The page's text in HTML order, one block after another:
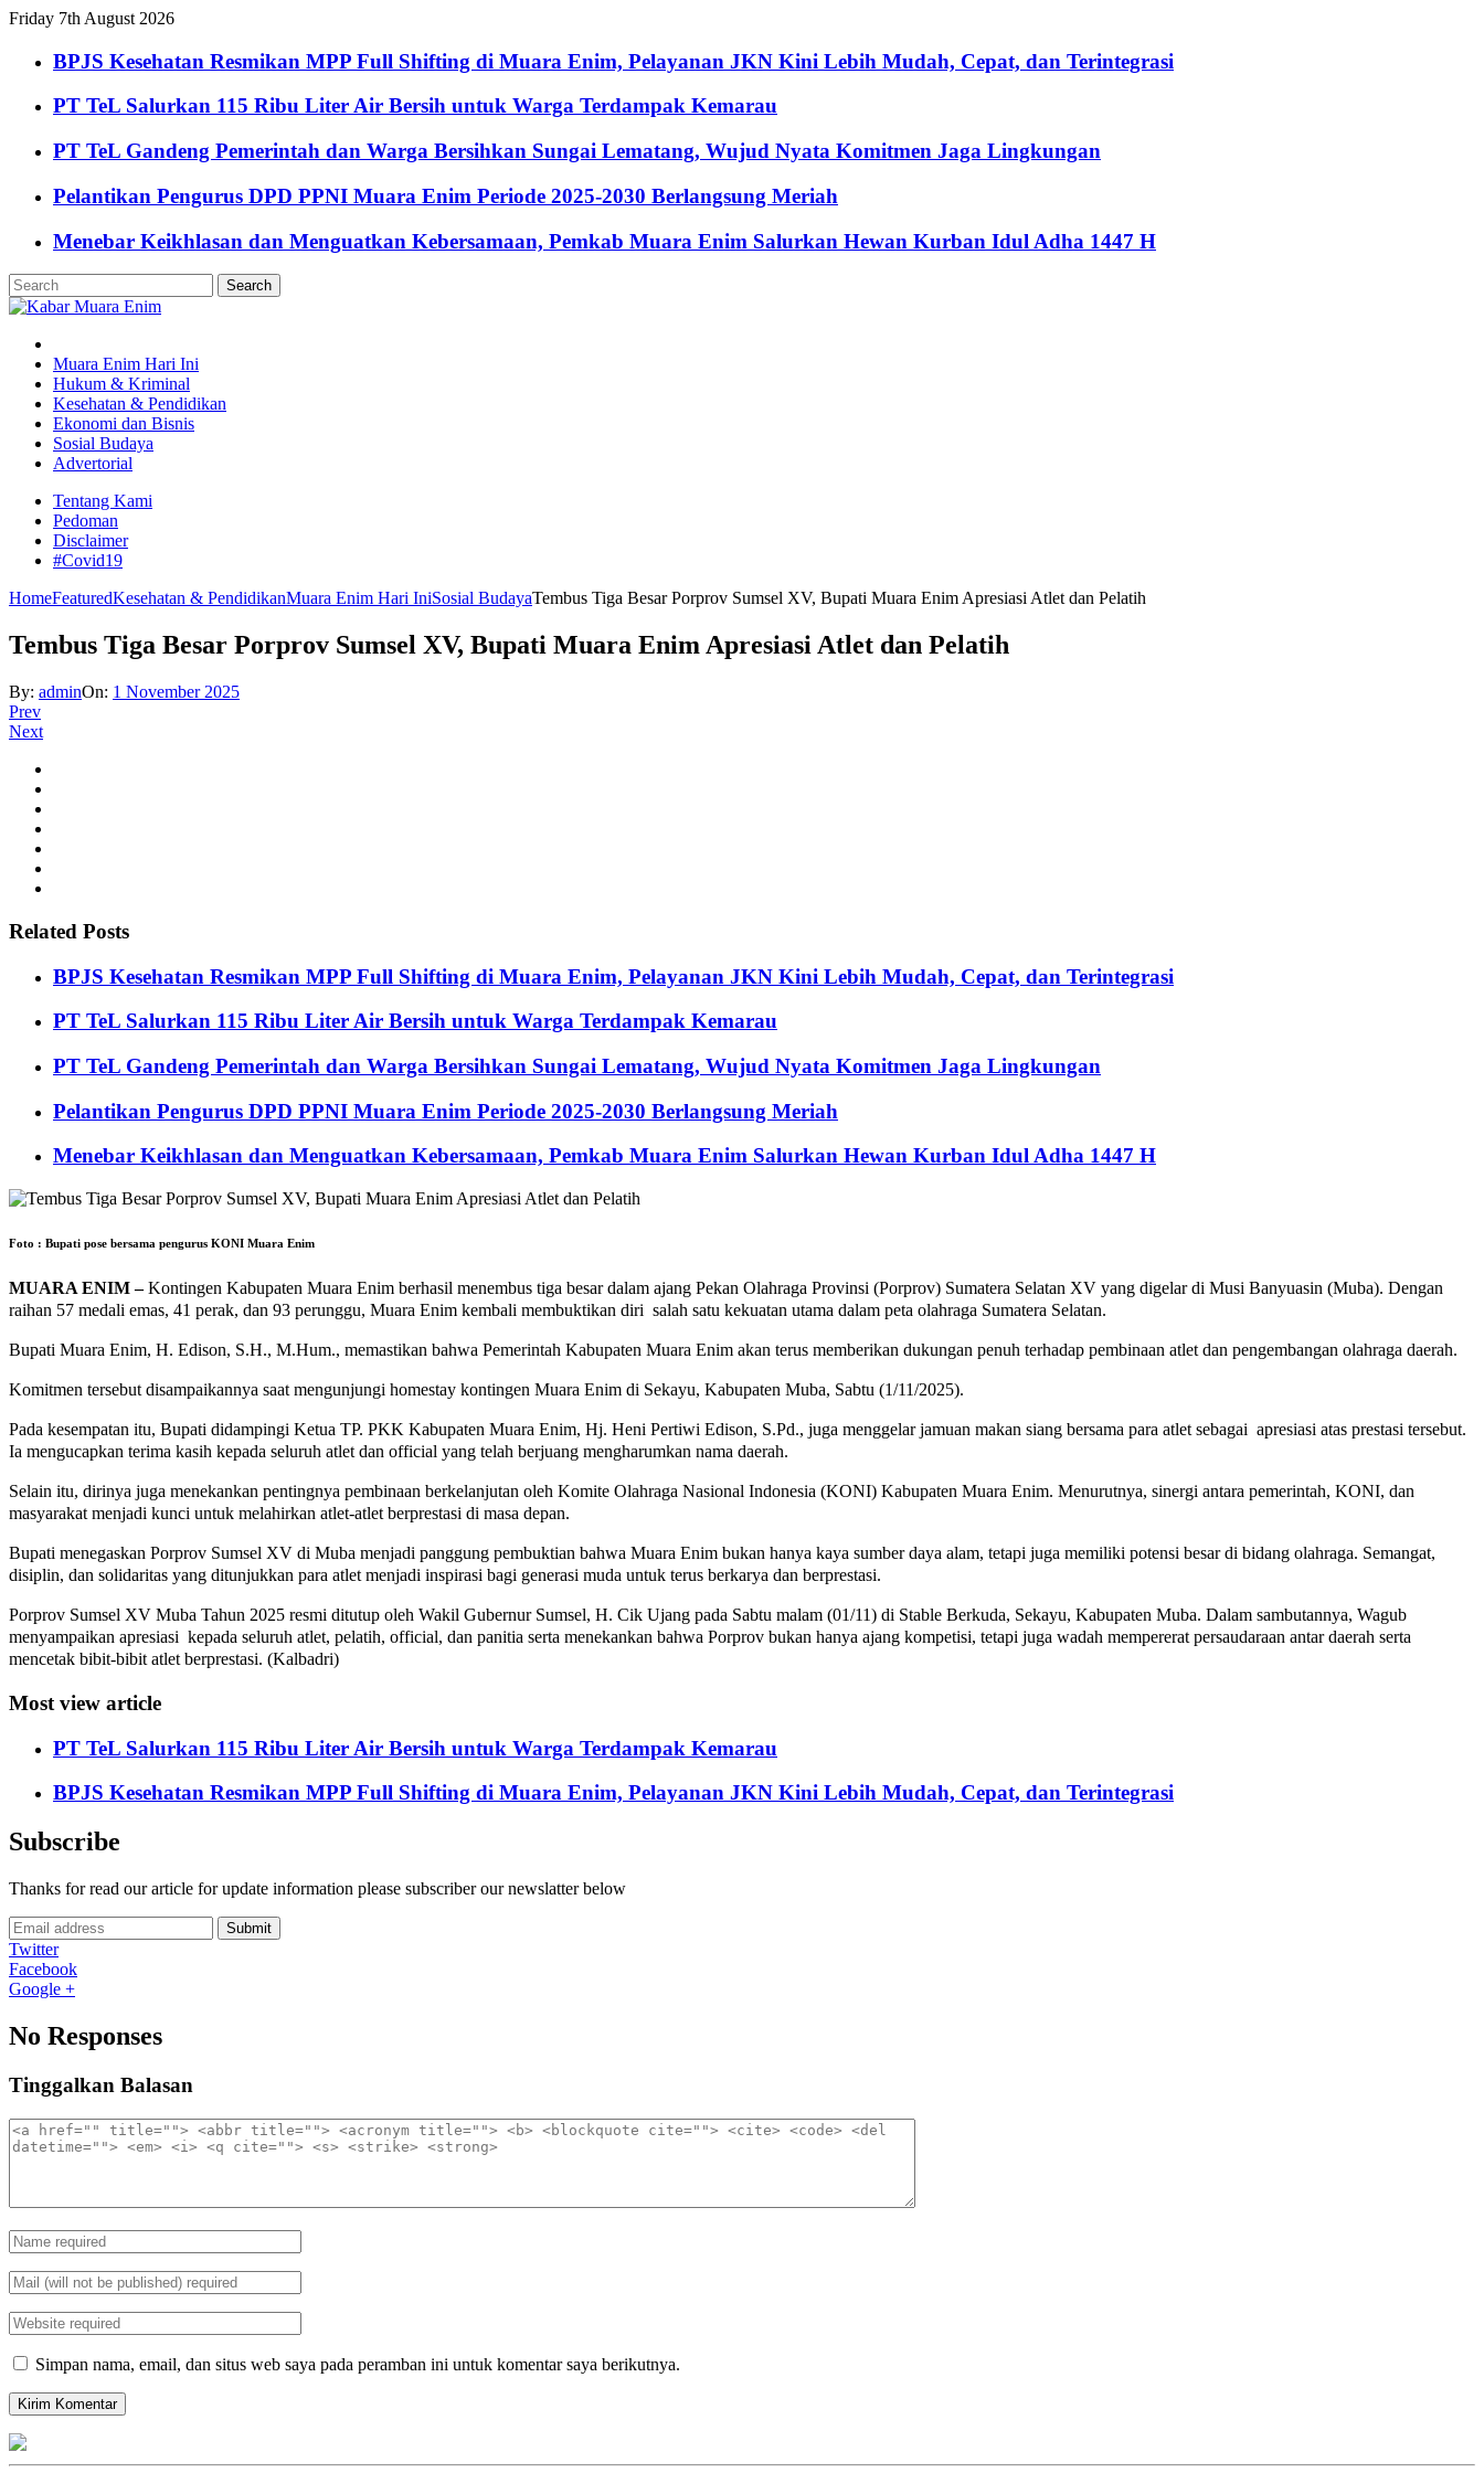
Friday 7th August 2026
BPJS Kesehatan Resmikan MPP Full Shifting di Muara Enim, Pelayanan JKN Kini Lebih Mudah, Cepat, dan Terintegrasi
PT TeL Salurkan 115 Ribu Liter Air Bersih untuk Warga Terdampak Kemarau
PT TeL Gandeng Pemerintah dan Warga Bersihkan Sungai Lematang, Wujud Nyata Komitmen Jaga Lingkungan
Pelantikan Pengurus DPD PPNI Muara Enim Periode 2025-2030 Berlangsung Meriah
Menebar Keikhlasan dan Menguatkan Kebersamaan, Pemkab Muara Enim Salurkan Hewan Kurban Idul Adha 1447 H
Muara Enim Hari Ini
Hukum & Kriminal
Kesehatan & Pendidikan
Ekonomi dan Bisnis
Sosial Budaya
Advertorial
Tentang Kami
Pedoman
Disclaimer
#Covid19
HomeFeaturedKesehatan & PendidikanMuara Enim Hari IniSosial BudayaTembus Tiga Besar Porprov Sumsel XV, Bupati Muara Enim Apresiasi Atlet dan Pelatih
Tembus Tiga Besar Porprov Sumsel XV, Bupati Muara Enim Apresiasi Atlet dan Pelatih
By: adminOn: 1 November 2025
Prev
Next
Related Posts
BPJS Kesehatan Resmikan MPP Full Shifting di Muara Enim, Pelayanan JKN Kini Lebih Mudah, Cepat, dan Terintegrasi
PT TeL Salurkan 115 Ribu Liter Air Bersih untuk Warga Terdampak Kemarau
PT TeL Gandeng Pemerintah dan Warga Bersihkan Sungai Lematang, Wujud Nyata Komitmen Jaga Lingkungan
Pelantikan Pengurus DPD PPNI Muara Enim Periode 2025-2030 Berlangsung Meriah
Menebar Keikhlasan dan Menguatkan Kebersamaan, Pemkab Muara Enim Salurkan Hewan Kurban Idul Adha 1447 H
Foto : Bupati pose bersama pengurus KONI Muara Enim
MUARA ENIM –Kontingen Kabupaten Muara Enim berhasil menembus tiga besar dalam ajang Pekan Olahraga Provinsi (Porprov) Sumatera Selatan XV yang digelar di Musi Banyuasin (Muba). Dengan
raihan 57 medali emas, 41 perak, dan 93 perunggu, Muara Enim kembali membuktikan diri salah satu kekuatan utama dalam peta olahraga Sumatera Selatan.
Bupati Muara Enim, H. Edison, S.H., M.Hum., memastikan bahwa Pemerintah Kabupaten Muara Enim akan terus memberikan dukungan penuh terhadap pembinaan atlet dan pengembangan olahraga daerah.
Komitmen tersebut disampaikannya saat mengunjungi homestay kontingen Muara Enim di Sekayu, Kabupaten Muba, Sabtu (1/11/2025).
Pada kesempatan itu, Bupati didampingi Ketua TP. PKK Kabupaten Muara Enim, Hj. Heni Pertiwi Edison, S.Pd., juga menggelar jamuan makan siang bersama para atlet sebagai apresiasi atas prestasi tersebut.
Ia mengucapkan terima kasih kepada seluruh atlet dan official yang telah berjuang mengharumkan nama daerah.
Selain itu, dirinya juga menekankan pentingnya pembinaan berkelanjutan oleh Komite Olahraga Nasional Indonesia (KONI) Kabupaten Muara Enim. Menurutnya, sinergi antara pemerintah, KONI, dan
masyarakat menjadi kunci untuk melahirkan atlet-atlet berprestasi di masa depan.
Bupati menegaskan Porprov Sumsel XV di Muba menjadi panggung pembuktian bahwa Muara Enim bukan hanya kaya sumber daya alam, tetapi juga memiliki potensi besar di bidang olahraga. Semangat,
disiplin, dan solidaritas yang ditunjukkan para atlet menjadi inspirasi bagi generasi muda untuk terus berkarya dan berprestasi.
Porprov Sumsel XV Muba Tahun 2025 resmi ditutup oleh Wakil Gubernur Sumsel, H. Cik Ujang pada Sabtu malam (01/11) di Stable Berkuda, Sekayu, Kabupaten Muba. Dalam sambutannya, Wagub
menyampaikan apresiasi kepada seluruh atlet, pelatih, official, dan panitia serta menekankan bahwa Porprov bukan hanya ajang kompetisi, tetapi juga wadah mempererat persaudaraan antar daerah serta
mencetak bibit-bibit atlet berprestasi. (Kalbadri)
Most view article
PT TeL Salurkan 115 Ribu Liter Air Bersih untuk Warga Terdampak Kemarau
BPJS Kesehatan Resmikan MPP Full Shifting di Muara Enim, Pelayanan JKN Kini Lebih Mudah, Cepat, dan Terintegrasi
Subscribe
Thanks for read our article for update information please subscriber our newslatter below
Submit
Twitter
Facebook
Google +
No Responses
Tinggalkan Balasan
Simpan nama, email, dan situs web saya pada peramban ini untuk komentar saya berikutnya.